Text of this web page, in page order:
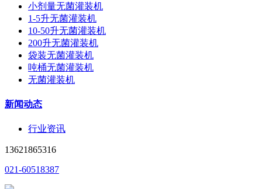
小剂量无菌灌装机
1-5升无菌灌装机
10-50升无菌灌装机
200升无菌灌装机
袋装无菌灌装机
吨桶无菌灌装机
无菌灌装机
新闻动态
行业资讯
13621865316
021-60518387